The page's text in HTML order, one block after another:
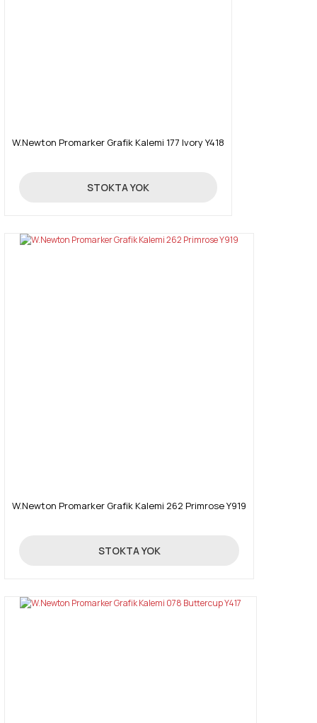
W.Newton Promarker Grafik Kalemi 177 Ivory Y418
19,90 TL
STOKTA YOK
W.Newton Promarker Grafik Kalemi 262 Primrose Y919
19,90 TL
STOKTA YOK